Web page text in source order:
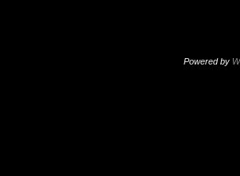
Powered by